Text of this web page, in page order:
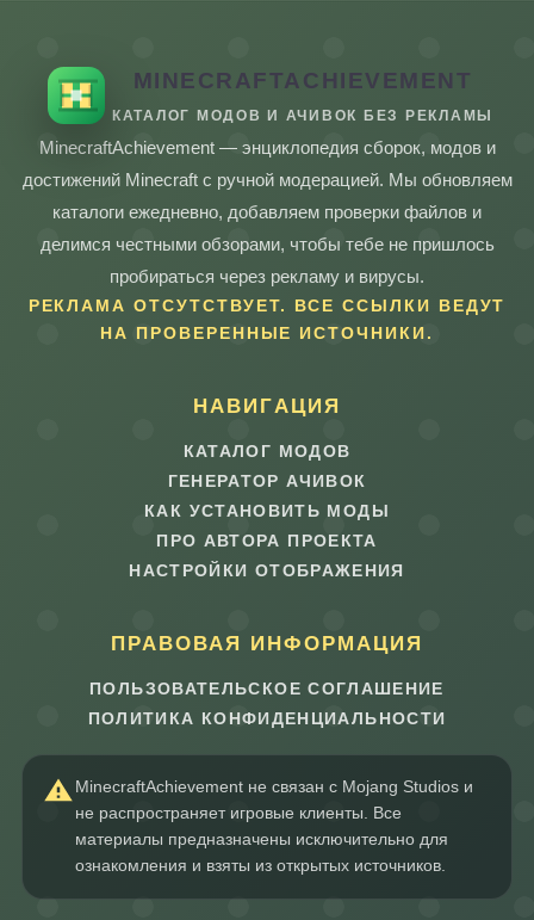
MINECRAFTACHIEVEMENT
КАТАЛОГ МОДОВ И АЧИВОК БЕЗ РЕКЛАМЫ
MinecraftAchievement — энциклопедия сборок, модов и
достижений Minecraft с ручной модерацией. Мы обновляем
каталоги ежедневно, добавляем проверки файлов и
делимся честными обзорами, чтобы тебе не пришлось
пробираться через рекламу и вирусы.
РЕКЛАМА ОТСУТСТВУЕТ. ВСЕ ССЫЛКИ ВЕДУТ
НА ПРОВЕРЕННЫЕ ИСТОЧНИКИ.
НАВИГАЦИЯ
КАТАЛОГ МОДОВ
ГЕНЕРАТОР АЧИВОК
КАК УСТАНОВИТЬ МОДЫ
ПРО АВТОРА ПРОЕКТА
НАСТРОЙКИ ОТОБРАЖЕНИЯ
ПРАВОВАЯ ИНФОРМАЦИЯ
ПОЛЬЗОВАТЕЛЬСКОЕ СОГЛАШЕНИЕ
ПОЛИТИКА КОНФИДЕНЦИАЛЬНОСТИ
MinecraftAchievement не связан с Mojang Studios и
не распространяет игровые клиенты. Все
материалы предназначены исключительно для
ознакомления и взяты из открытых источников.